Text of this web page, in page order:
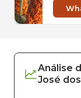
Análise
José